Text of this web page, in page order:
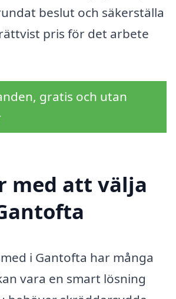
beslut och säkerställa
pris för det arbete
gratis och utan
med att välja
i Gantofta har många
vara en smart lösning